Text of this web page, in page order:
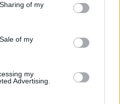
behaviour. You may click to
and its third-party tags to
purposes in below Google
of my
of my
my
Advertising.